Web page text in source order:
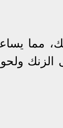
مما
الزنك